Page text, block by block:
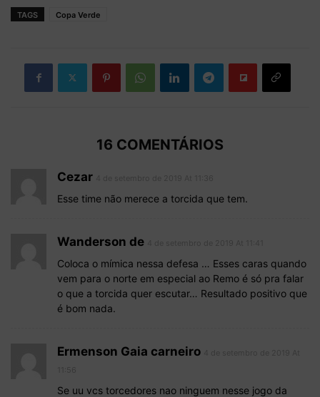
TAGS Copa Verde
16 COMENTÁRIOS
Cezar
Esse time não merece a torcida que tem.
Wanderson de
Coloca o mímica nessa defesa … Esses caras quando
vem para o norte em especial ao Remo é só pra falar
o que a torcida quer escutar… Resultado positivo que
é bom nada.
Ermenson Gaia carneiro
Se uu vcs torcedores nao ninguem nesse jogo da